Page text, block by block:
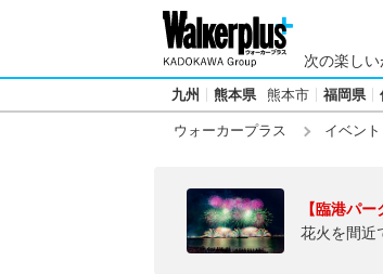
次の楽しい
九州 熊本県 熊本市 福岡県
ウォーカープラス イベント
【臨港パ
花火を間近